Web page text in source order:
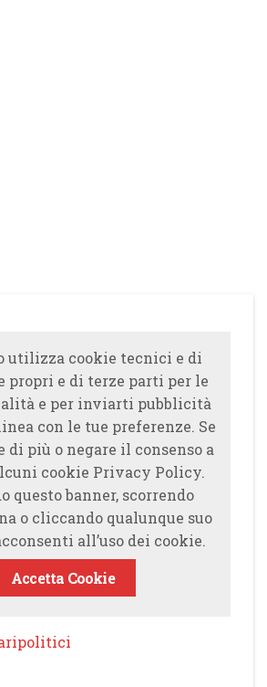
utilizza cookie tecnici e di
propri e di terze parti per le
e per inviarti pubblicità
con le tue preferenze. Se
di più o negare il consenso a
cookie Privacy Policy.
questo banner, scorrendo
o cliccando qualunque suo
all’uso dei cookie.
Accetta Cookie